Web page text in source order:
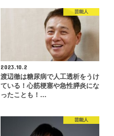
芸能人
2023.10.2
渡辺徹は糖尿病で人工透析をうけ
ている！心筋梗塞や急性膵炎にな
ったことも！…
芸能人